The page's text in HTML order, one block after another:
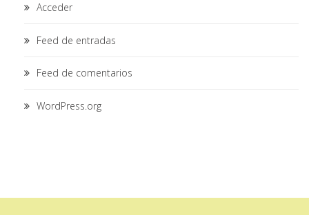
Acceder
Feed de entradas
Feed de comentarios
WordPress.org